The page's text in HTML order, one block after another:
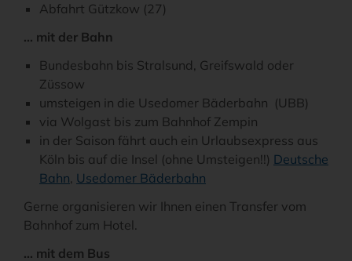
Abfahrt Gützkow (27)
... mit der Bahn
Bundesbahn bis Stralsund, Greifswald oder
Züssow
umsteigen in die Usedomer Bäderbahn (UBB)
via Wolgast bis zum Bahnhof Zempin
in der Saison fährt auch ein Urlaubsexpress aus
Köln bis auf die Insel (ohne Umsteigen!!) Deutsche
Bahn, Usedomer Bäderbahn
Gerne organisieren wir Ihnen einen Transfer vom
Bahnhof zum Hotel.
... mit dem Bus